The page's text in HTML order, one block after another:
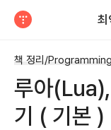
최
책 정리/
루아
기 ( 기본 )